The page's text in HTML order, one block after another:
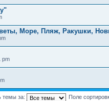
Море, Пляж, Ракушки,
pm
темы за: Поле